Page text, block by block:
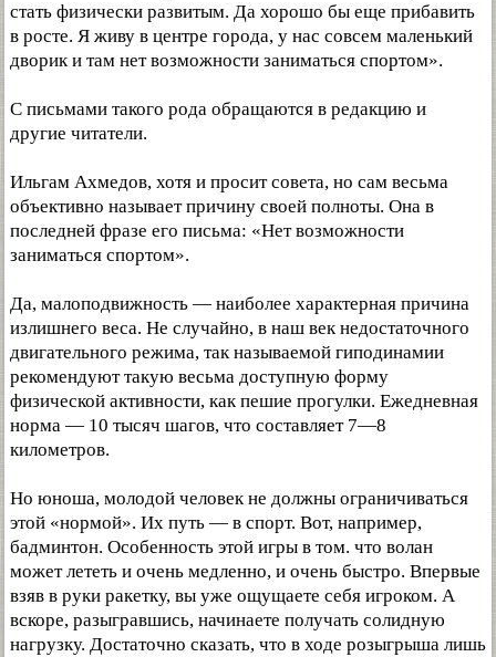
стать физически развитым. Да хорошо бы еще прибавить
в росте. Я живу в центре города, у нас совсем маленький
дворик и там нет возможности заниматься спортом».
С письмами такого рода обращаются в редакцию и
другие читатели.
Ильгам Ахмедов, хотя и просит совета, но сам весьма
объективно называет причину своей полноты. Она в
последней фразе его письма: «Нет возможности
заниматься спортом».
Да, малоподвижность — наиболее характерная причина
излишнего веса. Не случайно, в наш век недостаточного
двигательного режима, так называемой гиподинамии
рекомендуют такую весьма доступную форму
физической активности, как пешие прогулки. Ежедневная
норма — 10 тысяч шагов, что составляет 7—8
километров.
Но юноша, молодой человек не должны ограничиваться
этой «нормой». Их путь — в спорт. Вот, например,
бадминтон. Особенность этой игры в том. что волан
может лететь и очень медленно, и очень быстро. Впервые
взяв в руки ракетку, вы уже ощущаете себя игроком. А
вскоре, разыгравшись, начинаете получать солидную
нагрузку. Достаточно сказать, что в ходе розыгрыша лишь